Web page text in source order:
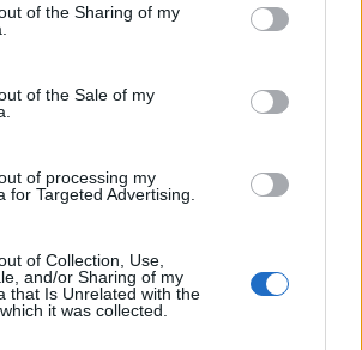
or usage behaviour. You may click to
to Google and its third-party tags to
specified purposes in below Google
of the Sharing of my
of the Sale of my
of processing my
for Targeted Advertising.
of Collection, Use,
and/or Sharing of my
that Is Unrelated with the
it was collected.
που αγωνίστηκε ήταν απέναντι